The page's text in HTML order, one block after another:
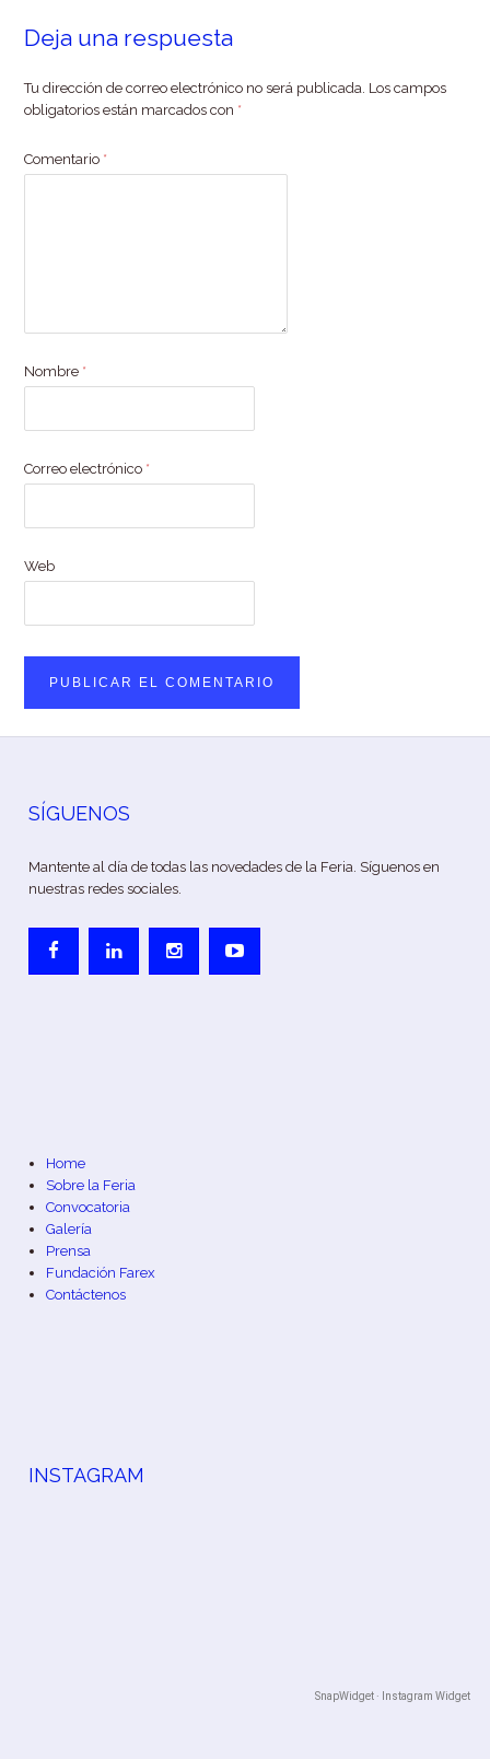
Deja una respuesta
Tu dirección de correo electrónico no será publicada. Los campos
obligatorios están marcados con *
Comentario *
Nombre *
Correo electrónico *
Web
SÍGUENOS
Mantente al día de todas las novedades de la Feria. Síguenos en
nuestras redes sociales.
Home
Sobre la Feria
Convocatoria
Galería
Prensa
Fundación Farex
Contáctenos
INSTAGRAM
SnapWidget · Instagram Widget